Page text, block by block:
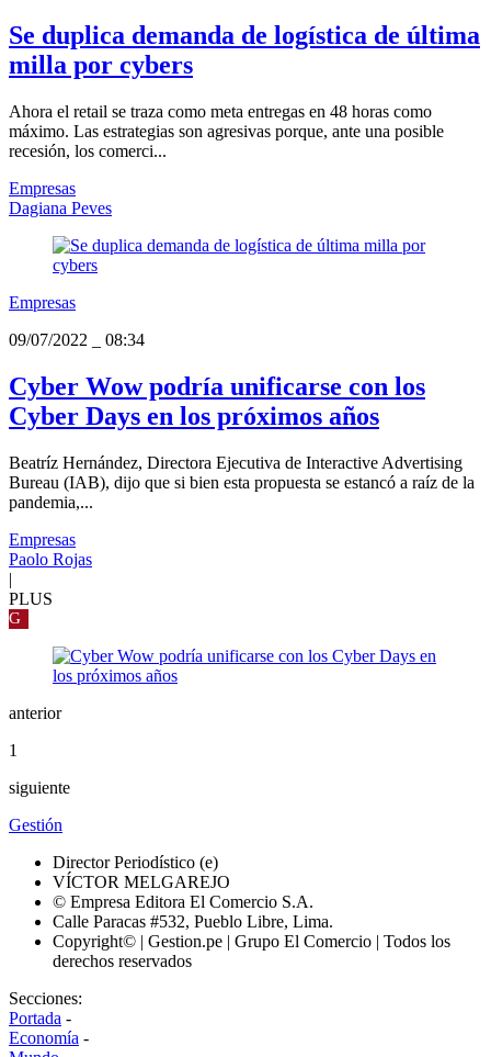
Se duplica demanda de logística de última
milla por cybers
Ahora el retail se traza como meta entregas en 48 horas como
máximo. Las estrategias son agresivas porque, ante una posible
recesión, los comerci...
Empresas
Dagiana Peves
Empresas
09/07/2022
08:34
Cyber Wow podría unificarse con los
Cyber Days en los próximos años
Beatríz Hernández, Directora Ejecutiva de Interactive Advertising
Bureau (IAB), dijo que si bien esta propuesta se estancó a raíz de la
pandemia,...
Empresas
Paolo Rojas
|
PLUS
G
anterior
1
siguiente
Gestión
Director Periodístico (e)
VÍCTOR MELGAREJO
© Empresa Editora El Comercio S.A.
Calle Paracas #532, Pueblo Libre, Lima.
Copyright© | Gestion.pe | Grupo El Comercio | Todos los
derechos reservados
Secciones:
Portada -
Economía -